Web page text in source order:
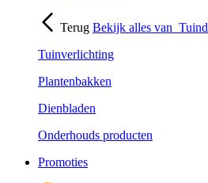
Terug Bekijk alles van
Tuinverlichting
Plantenbakken
Dienbladen
Onderhouds producten
Promoties